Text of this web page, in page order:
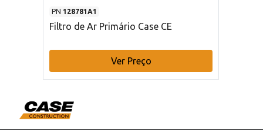
PN 128781A1
Filtro de Ar Primário Case CE
Ver Preço